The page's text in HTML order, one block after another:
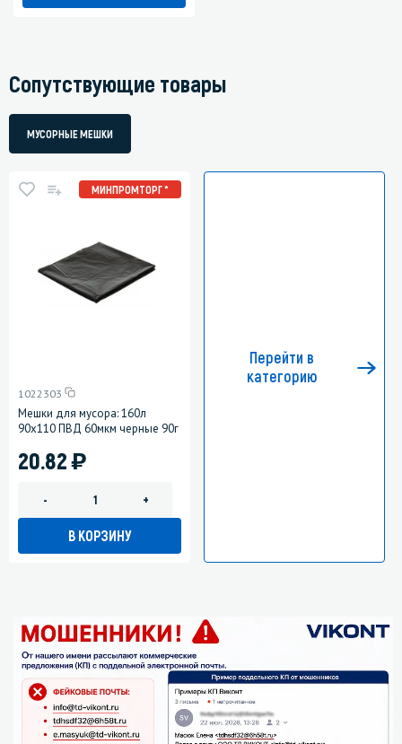
Сопутствующие товары
МУСОРНЫЕ МЕШКИ
МИНПРОМТОРГ *
1022303
Мешки для мусора: 160л
90х110 ПВД 60мкм черные 90г
20.82)
- +
В КОРЗИНУ
Перейти в
категорию